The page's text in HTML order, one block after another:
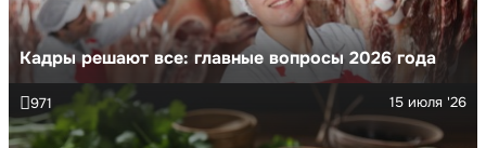
Кадры решают все: главные вопросы 2026 года
15 июля '26
971